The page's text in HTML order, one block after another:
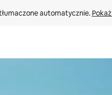
automatycznie.